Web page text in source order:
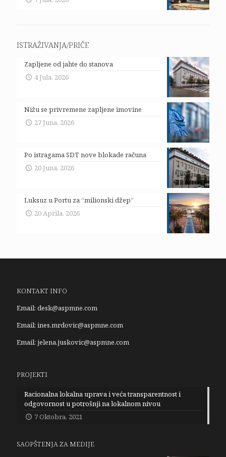
ISTRAŽIVANJA/PRIČE
Zapljene od jahte do stanova
4 Jula, 2026
Nižu se privremene zapljene imovine
27 Juna, 2026
Po istragama SDT nove blokade računa
20 Juna, 2026
Luksuz u Portu za “milionski džep”
20 Aprila, 2026
KONTAKT INFO
Email: desk@aspmne.com
Email: ines.mrdovic@aspmne.com
Email: jelena.juskovic@aspmne.com
PROJEKTI
Racionalna lokalna uprava i veća transparentnost i
odgovornost u potrošnji na lokalnom nivou
7 Oktobra, 2021
SAOPŠTENJA ZA MEDIJE